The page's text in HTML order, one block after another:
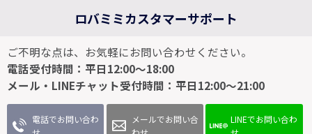
ロバミミカスタマーサポート
ご不明な点は、お気軽にお問い合わせください。
電話受付時間：平日12:00～18:00
メール・LINEチャット受付時間：平日12:00～21:00
電話でお問い合わ
メールでお問い合
LINEでお問い合わ